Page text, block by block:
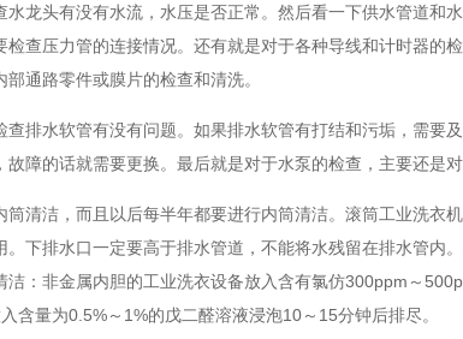
水龙头有没有水流，水压是否正常。然后看一下供水管道和
查压力管的连接情况。还有就是对于各种导线和计时器的
通路零件或膜片的检查和清洗。
排水软管有没有问题。如果排水软管有打结和污垢，需要
障的话就需要更换。最后就是对于水泵的检查，主要还是
清洁，而且以后每半年都要进行内筒清洁。滚筒工业洗衣
下排水口一定要高于排水管道，不能将水残留在排水管内
：非金属内胆的工业洗衣设备放入含有氯仿300ppm～
含量为0.5%～1%的戊二醛溶液浸泡10～15分钟后排尽。